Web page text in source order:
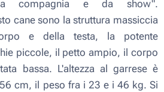
da compagnia e da show".
cane sono la struttura massiccia
e della testa, la potente
piccole, il petto ampio, il corpo
bassa. L'altezza al garrese è
cm, il peso fra i 23 e i 46 kg. Si